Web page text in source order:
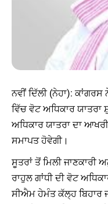
ਨਵੀਂ ਦਿੱਲੀ (ਨੇਹਾ):
ਵਿੱਚ ਵੋਟ ਅਧਿਕਾਰ ਯਾਤਰਾ
ਅਧਿਕਾਰ ਯਾਤਰਾ ਦਾ
ਸਮਾਪਤ ਹੋਵੇਗੀ।
ਸੂਤਰਾਂ ਤੋਂ ਮਿਲੀ
ਰਾਹੁਲ ਗਾਂਧੀ ਦੀ ਵੋਟ
ਸੀਐਮ ਹੇਮੰਤ ਕੱਲ੍ਹ ਬਿਹਾਰ